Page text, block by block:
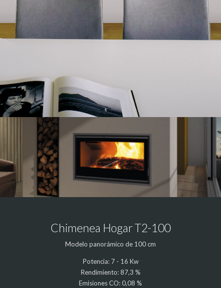
Chimenea Hogar T2-100
Modelo panorámico de 100 cm
Potencia: 7 - 16 Kw
Rendimiento: 87,3 %
Emisiones CO: 0,08 %